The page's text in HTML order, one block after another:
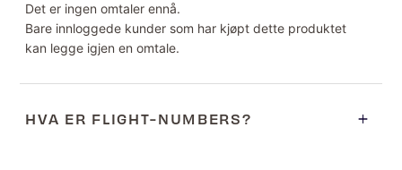
Det er ingen omtaler ennå.
Bare innloggede kunder som har kjøpt dette produktet
kan legge igjen en omtale.
HVA ER FLIGHT-NUMBERS?